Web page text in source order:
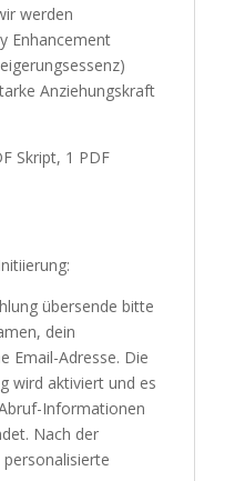
werden
Enhancement
Anziehungskraft
Skript, 1 PDF
übersende bitte
dein
Email-Adresse. Die
wird aktiviert und es
Informationen
Nach der